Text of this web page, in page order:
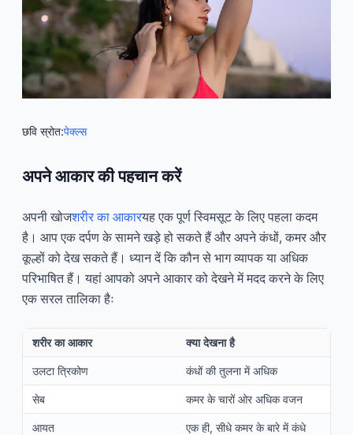
छवि स्रोत:पेक्ल्स
अपने आकार की पहचान करें
अपनी खोजशरीर का आकारयह एक पूर्ण स्विमसूट के लिए पहला कदम
है। आप एक दर्पण के सामने खड़े हो सकते हैं और अपने कंधों, कमर और
कूल्हों को देख सकते हैं। ध्यान दें कि कौन से भाग व्यापक या अधिक
परिभाषित हैं। यहां आपको अपने आकार को देखने में मदद करने के लिए
एक सरल तालिका हैः
शरीर का आकार क्या देखना है
उलटा त्रिकोण कंधों की तुलना में अधिक
सेब कमर के चारों ओर अधिक वजन
आयत
एक ही, सीधे कमर के बारे में कंधे